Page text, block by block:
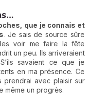
que je connais et
. Je sais de source sûre
voir me faire la fête
un peu. Ils arriveraient
savaient ce que je
en ma présence. Ce
prendrai avec plaisir sur
même un progrès.